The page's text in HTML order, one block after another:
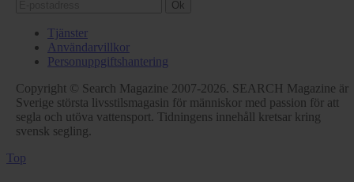
Ok
Tjänster
Användarvillkor
Personuppgiftshantering
Copyright © Search Magazine 2007-2026. SEARCH Magazine är
Sverige största livsstilsmagasin för människor med passion för att
segla och utöva vattensport. Tidningens innehåll kretsar kring
svensk segling.
Top